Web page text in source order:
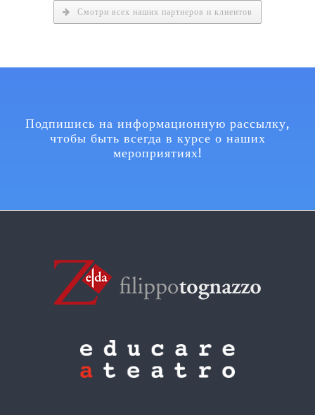
Смотри всех наших партнеров и клиентов
Подпишись на информационную рассылку,
чтобы быть всегда в курсе о наших
мероприятиях!